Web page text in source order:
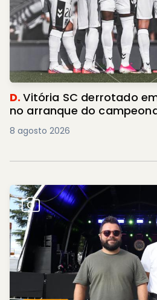
D.Vitória SC derrotado
no arranque do
8 agosto 2026